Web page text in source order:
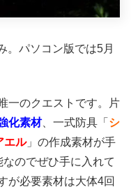
。パソコン版では5月
一のクエストです。片
化素材、一式防具「 シ
エル」の作成素材が手
のでぜひ手に入れて
が必要素材は大体4回